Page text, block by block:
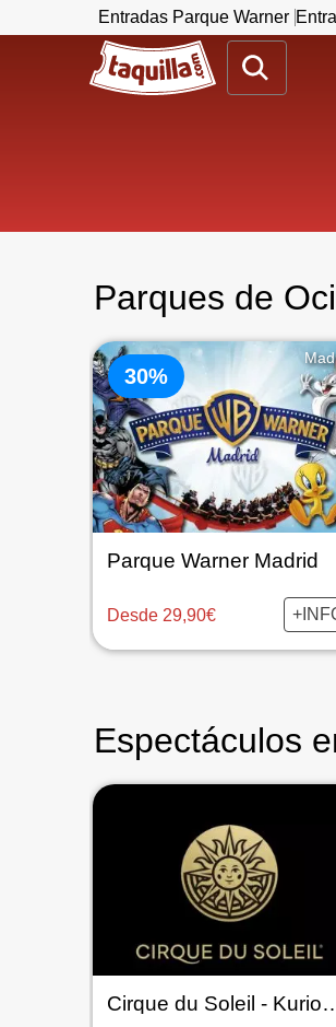
Entradas Parque Warner
www.taquilla.com
Parques de
30%
Parque Warner Madrid
Desde 29,90€
Espectáculos
Cirque du Soleil